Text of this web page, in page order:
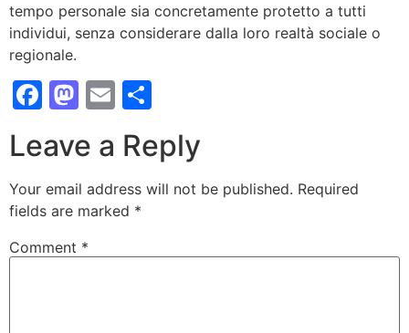
tempo personale sia concretamente protetto a tutti
individui, senza considerare dalla loro realtà sociale o
regionale.
Facebook
Mastodon
Email
Leave a Reply
Your email address will not be published. Required
fields are marked *
Comment *